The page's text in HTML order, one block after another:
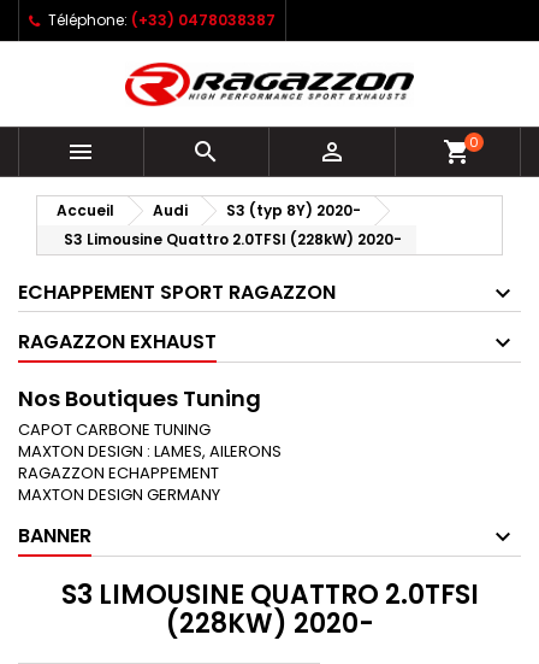
Téléphone: (+33) 0478038387
   shopping_cart0
Accueil Audi
S3 (typ 8Y) 2020-
S3 Limousine Quattro 2.0TFSI (228kW) 2020-
ECHAPPEMENT SPORT RAGAZZON
RAGAZZON EXHAUST
Nos Boutiques Tuning
CAPOT CARBONE TUNING
MAXTON DESIGN : LAMES, AILERONS
RAGAZZON ECHAPPEMENT
MAXTON DESIGN GERMANY
BANNER
S3 LIMOUSINE QUATTRO 2.0TFSI
(228KW) 2020-